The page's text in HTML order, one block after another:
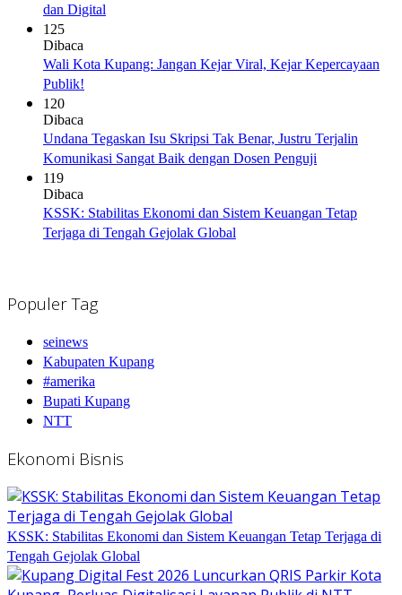
dan Digital
125
Dibaca
Wali Kota Kupang: Jangan Kejar Viral, Kejar Kepercayaan
Publik!
120
Dibaca
Undana Tegaskan Isu Skripsi Tak Benar, Justru Terjalin
Komunikasi Sangat Baik dengan Dosen Penguji
119
Dibaca
KSSK: Stabilitas Ekonomi dan Sistem Keuangan Tetap
Terjaga di Tengah Gejolak Global
Populer Tag
seinews
Kabupaten Kupang
#amerika
Bupati Kupang
NTT
Ekonomi Bisnis
KSSK: Stabilitas Ekonomi dan Sistem Keuangan Tetap Terjaga di
Tengah Gejolak Global